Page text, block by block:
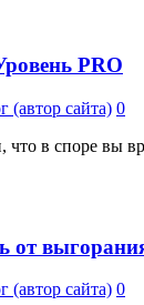
PRO
(автор сайта) 0
что в споре вы
от
(автор сайта) 0